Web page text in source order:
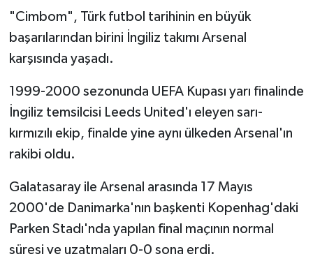
"Cimbom", Türk futbol tarihinin en büyük
başarılarından birini İngiliz takımı Arsenal
karşısında yaşadı.
1999-2000 sezonunda UEFA Kupası yarı finalinde
İngiliz temsilcisi Leeds United'ı eleyen sarı-
kırmızılı ekip, finalde yine aynı ülkeden Arsenal'ın
rakibi oldu.
Galatasaray ile Arsenal arasında 17 Mayıs
2000'de Danimarka'nın başkenti Kopenhag'daki
Parken Stadı'nda yapılan final maçının normal
süresi ve uzatmaları 0-0 sona erdi.